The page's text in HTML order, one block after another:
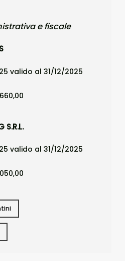
e fiscale
valido al 31/12/2025
S.R.L.
valido al 31/12/2025